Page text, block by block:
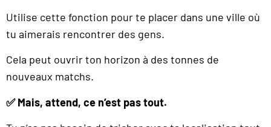
Utilise cette fonction pour te placer dans une ville où
tu aimerais rencontrer des gens.
Cela peut ouvrir ton horizon à des tonnes de
nouveaux matchs.
✅ Mais, attend, ce n’est pas tout.